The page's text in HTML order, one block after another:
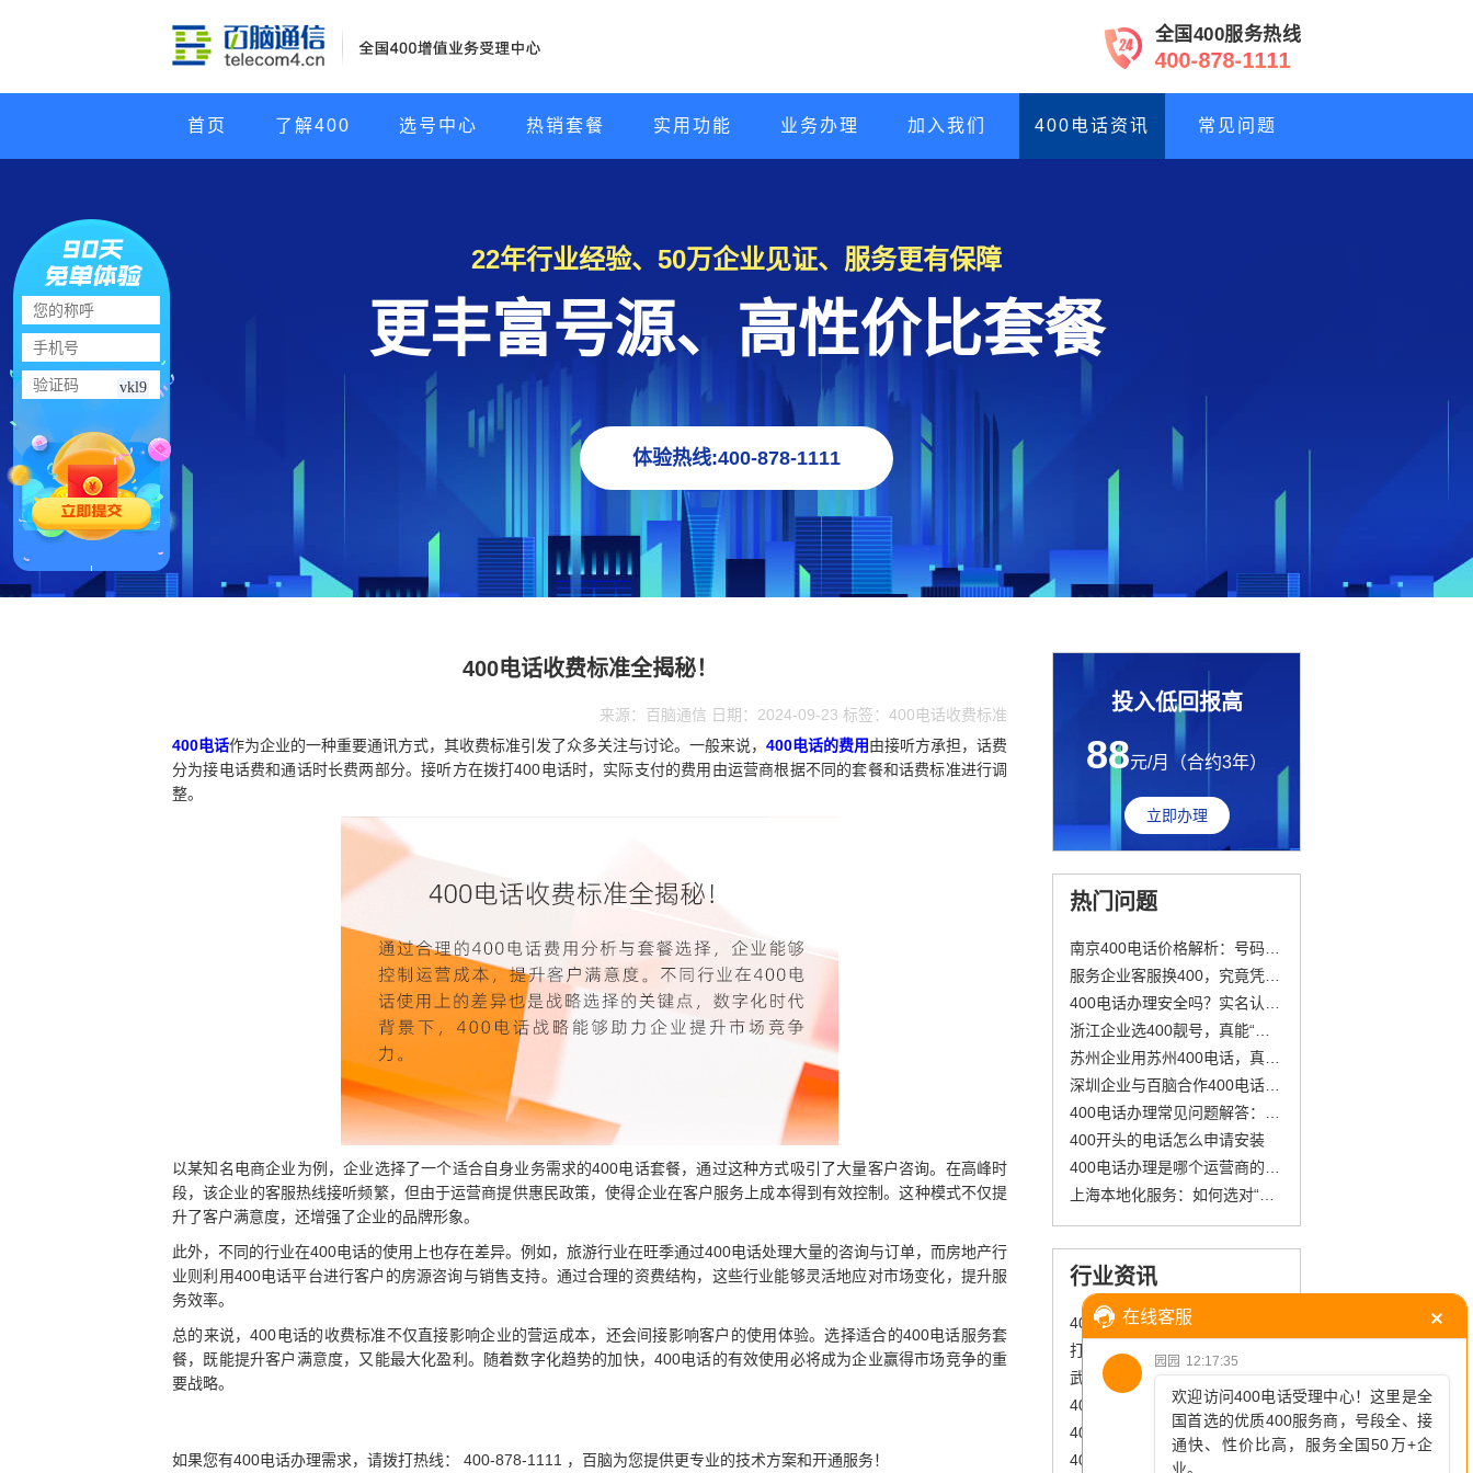
全国400服务热线
400-878-1111
首页 了解400 选号中心 热销套餐 实用功能 业务办理 加入我们 400电话资讯 常见问题
22年行业经验、50万企业见证、服务更有保障
更丰富号源、高性价比套餐
体验热线:400-878-1111
400电话收费标准全揭秘！
来源：百脑通信 日期：2024-09-23 标签：400电话收费标准
400电话作为企业的一种重要通讯方式，其收费标准引发了众多关注与讨论。一般来说，400电话的费用由接听方承担，话费
分为接电话费和通话时长费两部分。接听方在拨打400电话时，实际支付的费用由运营商根据不同的套餐和话费标准进行调
整。
以某知名电商企业为例，企业选择了一个适合自身业务需求的400电话套餐，通过这种方式吸引了大量客户咨询。在高峰时
段，该企业的客服热线接听频繁，但由于运营商提供惠民政策，使得企业在客户服务上成本得到有效控制。这种模式不仅提
升了客户满意度，还增强了企业的品牌形象。
此外，不同的行业在400电话的使用上也存在差异。例如，旅游行业在旺季通过400电话处理大量的咨询与订单，而房地产行
业则利用400电话平台进行客户的房源咨询与销售支持。通过合理的资费结构，这些行业能够灵活地应对市场变化，提升服
务效率。
总的来说，400电话的收费标准不仅直接影响企业的营运成本，还会间接影响客户的使用体验。选择适合的400电话服务套
餐，既能提升客户满意度，又能最大化盈利。随着数字化趋势的加快，400电话的有效使用必将成为企业赢得市场竞争的重
要战略。
如果您有400电话办理需求，请拨打热线： 400-878-1111 ，百脑为您提供更专业的技术方案和开通服务！
投入低回报高
88元/月（合约3年）
立即办理
热门问题
400开头的电话怎么申请安装
行业资讯
武汉企业服务升级 武汉400电话来助力
400电话在医疗行业的应用：提升患者满意度与医疗服务效率
vkl9